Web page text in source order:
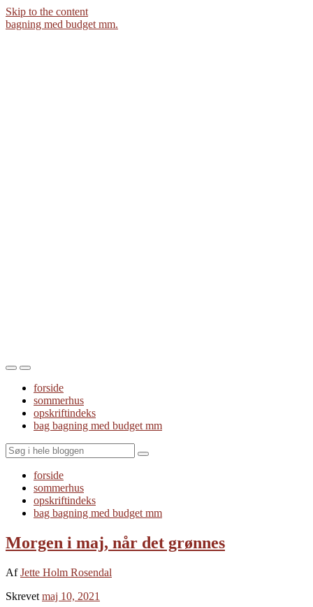
Skip to the content
bagning med budget mm.
Toggle
mobile
menu
Toggle
the
search
field
forside
sommerhus
opskriftindeks
bag bagning med budget mm
Search
forside
sommerhus
opskriftindeks
bag bagning med budget mm
Morgen i maj, når det grønnes
AfJette Holm Rosendal
Skrevet maj 10, 2021